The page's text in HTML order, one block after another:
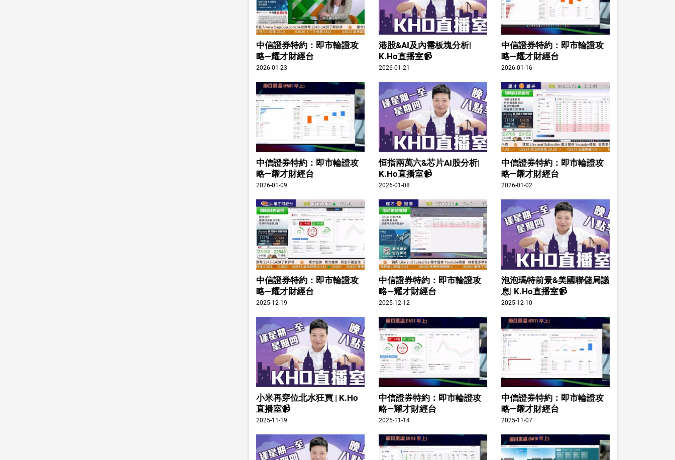
中信證券特約：即市輪證攻
略—耀才財經台
2026-01-23
港股&AI及內需板塊分析|
K.Ho直播室📹
2026-01-21
中信證券特約：即市輪證攻
略—耀才財經台
2026-01-16
中信證券特約：即市輪證攻
略—耀才財經台
2026-01-09
恒指兩萬六&芯片AI股分析|
K.Ho直播室📹
2026-01-08
中信證券特約：即市輪證攻
略—耀才財經台
2026-01-02
中信證券特約：即市輪證攻
略—耀才財經台
2025-12-19
中信證券特約：即市輪證攻
略—耀才財經台
2025-12-12
泡泡瑪特前景&美國聯儲局議
息| K.Ho直播室📹
2025-12-10
小米再穿位北水狂買 | K.Ho
直播室📹
2025-11-19
中信證券特約：即市輪證攻
略—耀才財經台
2025-11-14
中信證券特約：即市輪證攻
略—耀才財經台
2025-11-07